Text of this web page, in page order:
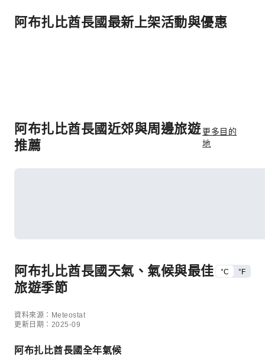
阿布扎比酋長國最新上架活動與優惠
阿布扎比酋長國近郊與周邊旅遊
推薦
更多目的
地
阿布扎比酋長國天氣、氣候與最佳
旅遊季節
°C °F
資料來源：Meteostat
更新日期：2025-09
阿布扎比酋長國全年氣候